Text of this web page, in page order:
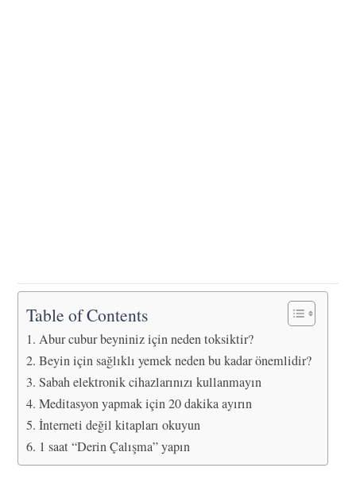
Table of Contents
Abur cubur beyniniz için neden toksiktir?
Beyin için sağlıklı yemek neden bu kadar önemlidir?
Sabah elektronik cihazlarınızı kullanmayın
Meditasyon yapmak için 20 dakika ayırın
İnterneti değil kitapları okuyun
1 saat “Derin Çalışma” yapın